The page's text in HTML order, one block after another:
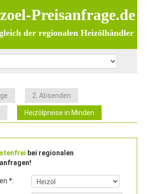
Preisanfrage.de
der regionalen Heizölhändler
2. Absenden
Heizölpreise in Minden
bei regionalen
*: